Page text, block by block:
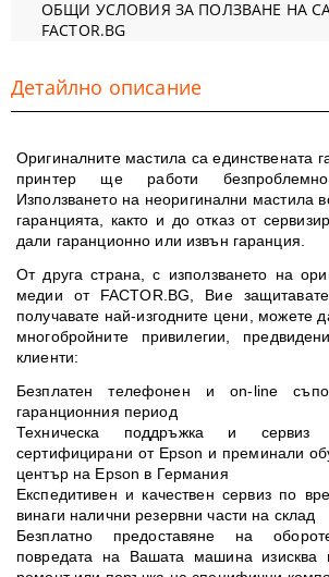
ОБЩИ УСЛОВИЯ ЗА ПОЛЗВАНЕ НА
FACTOR.BG
Детайлно описание
Оригиналните мастила са единствената
принтер ще работи
Използването на неоригинални мастила
гаранцията, както и до отказ от
дали гаранционно или извън гаранция.
От друга страна, с използването на
медии от FACTOR.BG, Вие защитавате
получавате най-изгодните цени, можете
многобройните привилегии,
клиенти:
Безплатен телефонен и on-line
гаранционния период
Техническа поддръжка и сервиз
сертифицирани от Epson и преминали
център на Epson в Германия
Експедитивен и качествен сервиз по
винаги налични резервни части на склад
Безплатно предоставяне на
повредата на Вашата машина изисква